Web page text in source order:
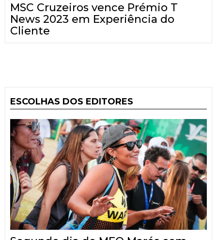
MSC Cruzeiros vence Prémio T
News 2023 em Experiência do
Cliente
ESCOLHAS DOS EDITORES